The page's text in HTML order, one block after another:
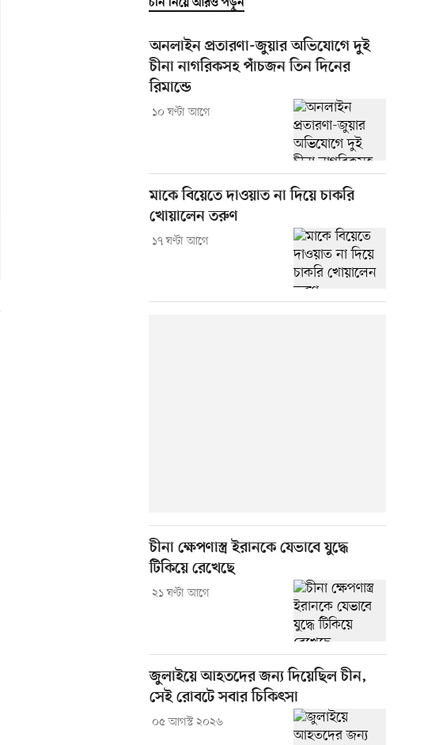
চীন নিয়ে আরও পড়ুন
অনলাইন প্রতারণা-জুয়ার অভিযোগে দুই
চীনা নাগরিকসহ পাঁচজন তিন দিনের
রিমান্ডে
১০ ঘণ্টা আগে
মাকে বিয়েতে দাওয়াত না দিয়ে চাকরি
খোয়ালেন তরুণ
১৭ ঘণ্টা আগে
চীনা ক্ষেপণাস্ত্র ইরানকে যেভাবে যুদ্ধে
টিকিয়ে রেখেছে
২১ ঘণ্টা আগে
জুলাইয়ে আহতদের জন্য দিয়েছিল চীন,
সেই রোবটে সবার চিকিৎসা
০৫ আগস্ট ২০২৬